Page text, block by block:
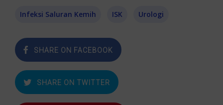
Infeksi Saluran Kemih ISK Urologi
SHARE ON FACEBOOK
SHARE ON TWITTER